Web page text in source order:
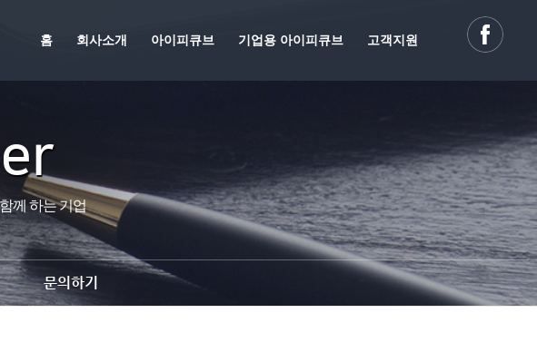
홈 회사소개 아이피큐브 기업용 아이피큐브 고객지원
께 하는 기업
문의하기